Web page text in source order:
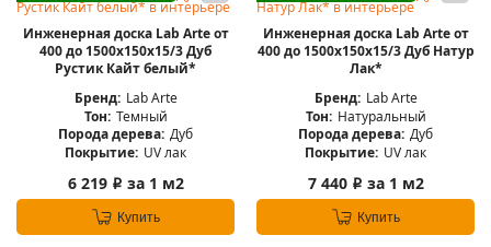
Инженерная доска Lab Arte от
400 до 1500х150х15/3 Дуб
Рустик Кайт белый*
Бренд: Lab Arte
Тон: Темный
Порода дерева: Дуб
Покрытие: UV лак
6 219 i за 1 м2
Купить
Инженерная доска Lab Arte от
400 до 1500х150х15/3 Дуб Натур
Лак*
Бренд: Lab Arte
Тон: Натуральный
Порода дерева: Дуб
Покрытие: UV лак
7 440 i за 1 м2
Купить